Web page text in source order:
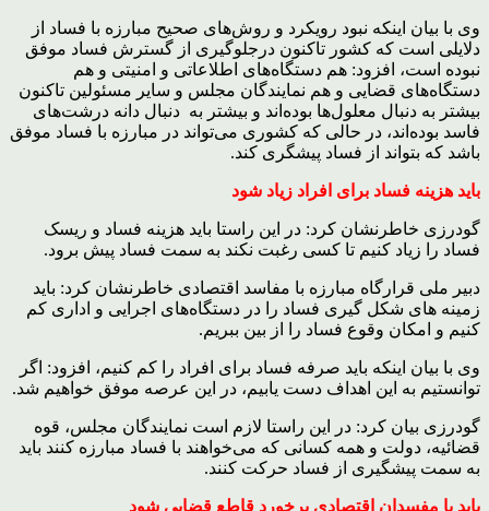
وی با بیان اینکه نبود رویکرد و روش‌های صحیح مبارزه با فساد از
دلایلی است که کشور تاکنون درجلوگیری از گسترش فساد موفق
نبوده است، افزود: هم دستگاه‌های اطلاعاتی و امنیتی و هم
دستگاه‌های قضایی و هم نمایندگان مجلس و سایر مسئولین تاکنون
بیشتر به دنبال معلول‌ها بوده‌اند و بیشتر به دنبال دانه درشت‌های
فاسد بوده‌اند، در حالی که کشوری می‌تواند در مبارزه با فساد موفق
باشد که بتواند از فساد پیشگری کند.
باید هزینه فساد برای افراد زیاد شود
گودرزی خاطرنشان کرد: در این راستا باید هزینه فساد و ریسک
فساد را زیاد کنیم تا کسی رغبت نکند به سمت فساد پیش برود.
دبیر ملی قرارگاه مبارزه با مفاسد اقتصادی خاطرنشان کرد: باید
زمینه های شکل گیری فساد را در دستگاه‌های اجرایی و اداری کم
کنیم و امکان وقوع فساد را از بین ببریم.
وی با بیان اینکه باید صرفه فساد برای افراد را کم کنیم، افزود: اگر
توانستیم به این اهداف دست یابیم، در این عرصه موفق خواهیم شد.
گودرزی بیان کرد: در این راستا لازم است نمایندگان مجلس، قوه
قضائیه، دولت و همه کسانی که می‌خواهند با فساد مبارزه کنند باید
به سمت پیشگیری از فساد حرکت کنند.
باید با مفسدان اقتصادی برخورد قاطع قضایی شود